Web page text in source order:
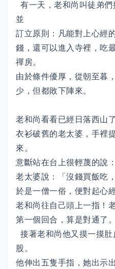
有一天，老和尚叫徒弟們
並
訂立原則：凡能對上心經
錢，還可以進入寺裡，吃
禪房。
由於條件優厚，從朝至暮
少，但都敗下陣來。
老和尚看看已經日落西山
衣衫破舊的老太婆，手裡
來。
意斷站在台上很輕蔑的說
老太婆說：「沒錢買飯吃
於是一僧一俗，便對起心
老和尚往自己頭上一指！
第一個回合，算是對通了。
接著老和尚他又摸一摸
股。
他伸出五隻手指，她出示